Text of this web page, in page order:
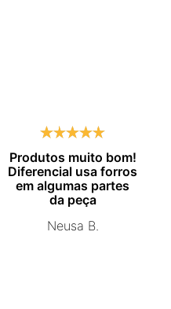
Produtos muito bom!
Diferencial usa forros
em algumas partes
da peça
Neusa B.